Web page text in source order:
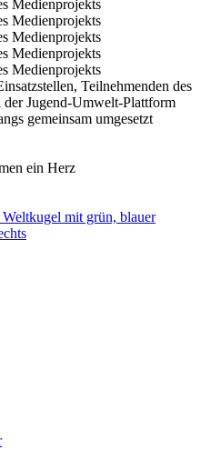
Teilnehmenden des
Jugend-Umwelt-Plattform
gemeinsam umgesetzt